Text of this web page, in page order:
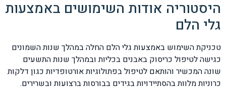
היסטוריה אודות השימושים באמצעות
גלי הלם
טכניקת השימוש באמצעות גלי הלם החלה במהלך שנות השמונים
כגישה לטיפול כריסוק באבנים בכליות ובמהלך שנות התשעים
שונה המכשיר והותאם לטיפול בפתולוגיות אורטופדיות כגון דלקות
כרוניות מלוות בהסתיידויות בגידים בבורסות ברצועות ובשרירים.